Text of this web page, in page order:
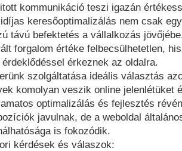
kommunikáció teszi igazán
keresőoptimalizálás nem csak
távú befektetés a vállalkozás
forgalom értéke felbecsülhetetlen,
érkeznek az oldalra.
szolgáltatása ideális választás
komolyan veszik online jelenlétüket
optimalizálás és fejlesztés
javulnak, de a weboldal
is fokozódik.
kérdések és válaszok: